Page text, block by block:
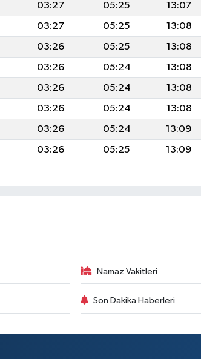
03:27 05:25 13:07
03:27 05:25 13:08
03:26 05:25 13:08
03:26 05:24 13:08
03:26 05:24 13:08
03:26 05:24 13:08
03:26 05:24 13:09
03:26 05:25 13:09
Namaz Vakitleri
Son Dakika Haberleri